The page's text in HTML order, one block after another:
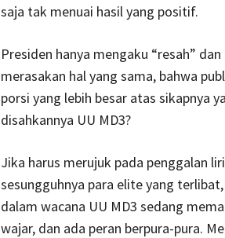
saja tak menuai hasil yang positif.
Presiden hanya mengaku “resah”
merasakan hal yang sama, bahwa
porsi yang lebih besar atas sikapnya
disahkannya UU MD3?
Jika harus merujuk pada penggalan
sesungguhnya para elite yang
dalam wacana UU MD3 sedang
wajar, dan ada peran berpura-pura.